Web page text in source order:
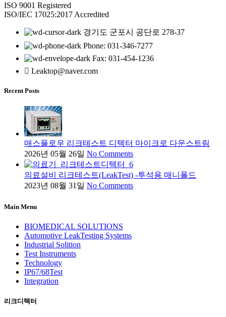
ISO 9001 Registered
ISO/IEC 17025:2017 Accredited
경기도 군포시 공단로 278-37
Phone: 031-346-7277
Fax: 031-454-1236
Leaktop@naver.com
Recent Posts
매스플로우 리크테스트 디텍터 마이크로 다운스트림
2026년 05월 26일 No Comments
의료설비 리크테스트(LeakTest) -투석용 매니폴드
2023년 08월 31일 No Comments
Main Menu
BIOMEDICAL SOLUTIONS
Automotive LeakTesting Systems
Industrial Solition
Test Instruments
Technology
IP67/68Test
Integration
리크디텍터